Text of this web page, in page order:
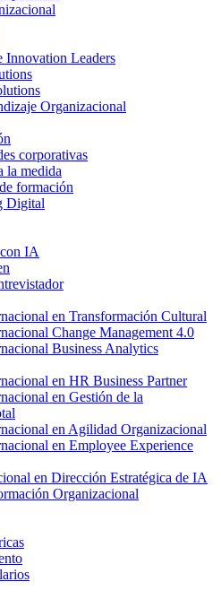
Innovation Leaders
Organizacional
corporativas
la medida
formación
Digital
IA
en Transformación Cultural
Change Management 4.0
Business Analytics
en HR Business Partner
en Gestión de la
en Agilidad Organizacional
en Employee Experience
en Dirección Estratégica de IA
Organizacional